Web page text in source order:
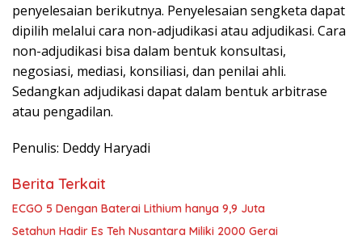
penyelesaian berikutnya. Penyelesaian sengketa dapat
dipilih melalui cara non-adjudikasi atau adjudikasi. Cara
non-adjudikasi bisa dalam bentuk konsultasi,
negosiasi, mediasi, konsiliasi, dan penilai ahli.
Sedangkan adjudikasi dapat dalam bentuk arbitrase
atau pengadilan.
Penulis: Deddy Haryadi
Berita Terkait
ECGO 5 Dengan Baterai Lithium hanya 9,9 Juta
Setahun Hadir Es Teh Nusantara Miliki 2000 Gerai